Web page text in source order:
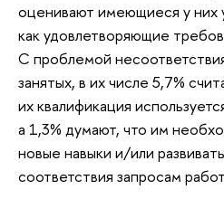
оценивают имеющиеся у них
как удовлетворяющие
С проблемой
занятых, в их числе 5,7%
их квалификация
а 1,3% думают, что им
новые навыки и/или
соответствия запросам